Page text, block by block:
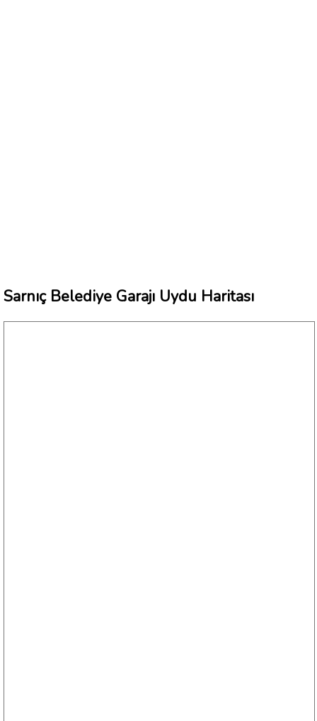
Sarnıç Belediye Garajı Uydu Haritası